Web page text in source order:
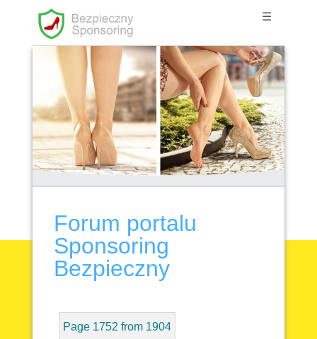
☰
Forum portalu
Sponsoring
Bezpieczny
Page 1752 from 1904